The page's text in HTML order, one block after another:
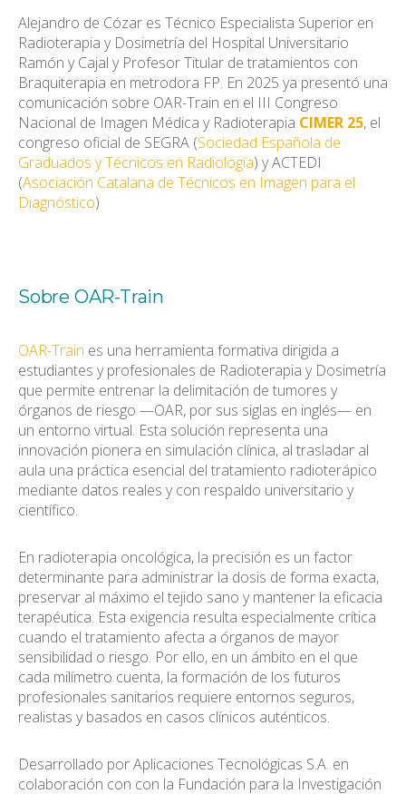
Alejandro de Cózar es Técnico Especialista Superior en
Radioterapia y Dosimetría del Hospital Universitario
Ramón y Cajal y Profesor Titular de tratamientos con
Braquiterapia en metrodora FP. En 2025 ya presentó una
comunicación sobre OAR-Train en el III Congreso
Nacional de Imagen Médica y Radioterapia CIMER 25, el
congreso oficial de SEGRA (Sociedad Española de
Graduados y Técnicos en Radiología) y ACTEDI
(Asociación Catalana de Técnicos en Imagen para el
Diagnóstico)
Sobre OAR-Train
OAR-Train es una herramienta formativa dirigida a
estudiantes y profesionales de Radioterapia y Dosimetría
que permite entrenar la delimitación de tumores y
órganos de riesgo —OAR, por sus siglas en inglés— en
un entorno virtual. Esta solución representa una
innovación pionera en simulación clínica, al trasladar al
aula una práctica esencial del tratamiento radioterápico
mediante datos reales y con respaldo universitario y
científico.
En radioterapia oncológica, la precisión es un factor
determinante para administrar la dosis de forma exacta,
preservar al máximo el tejido sano y mantener la eficacia
terapéutica. Esta exigencia resulta especialmente crítica
cuando el tratamiento afecta a órganos de mayor
sensibilidad o riesgo. Por ello, en un ámbito en el que
cada milímetro cuenta, la formación de los futuros
profesionales sanitarios requiere entornos seguros,
realistas y basados en casos clínicos auténticos.
Desarrollado por Aplicaciones Tecnológicas S.A. en
colaboración con con la Fundación para la Investigación